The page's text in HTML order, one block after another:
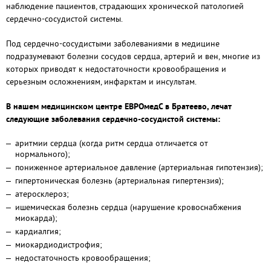
наблюдение пациентов, страдающих хронической патологией
сердечно-сосудистой системы.
Под сердечно-сосудистыми заболеваниями в медицине
подразумевают болезни сосудов сердца, артерий и вен, многие из
которых приводят к недостаточности кровообращения и
серьезным осложнениям, инфарктам и инсультам.
В нашем медицинском центре ЕВРОмедС в Братеево, лечат
следующие заболевания сердечно-сосудистой системы:
аритмии сердца (когда ритм сердца отличается от
нормального);
пониженное артериальное давление (артериальная гипотензия);
гипертоническая болезнь (артериальная гипертензия);
атеросклероз;
ишемическая болезнь сердца (нарушение кровоснабжения
миокарда);
кардиалгия;
миокардиодистрофия;
недостаточность кровообращения;